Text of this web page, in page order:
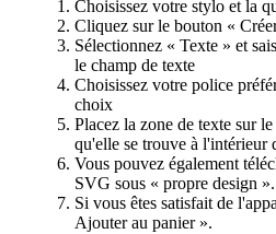
Choisissez votre stylo et la
Cliquez sur le bouton «
Sélectionnez « Texte » et
le champ de texte
Choisissez votre police
choix
Placez la zone de texte sur
qu'elle se trouve à l'intérieur
Vous pouvez également
SVG sous « propre design ».
Si vous êtes satisfait de
Ajouter au panier ».